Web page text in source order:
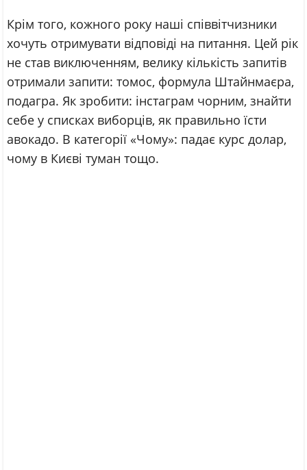
Крім того, кожного року наші співвітчизники
хочуть отримувати відповіді на питання. Цей рік
не став виключенням, велику кількість запитів
отримали запити: томос, формула Штайнмаєра,
подагра. Як зробити: інстаграм чорним, знайти
себе у списках виборців, як правильно їсти
авокадо. В категорії «Чому»: падає курс долар,
чому в Києві туман тощо.